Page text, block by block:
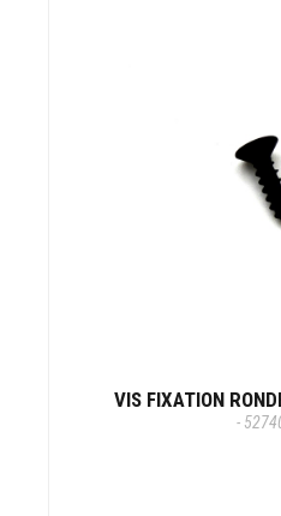
VIS FIXATION
-